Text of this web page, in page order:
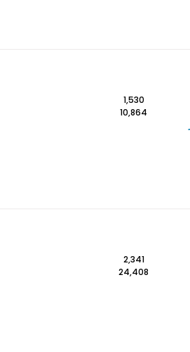
1,530
10,864
2,341
24,408